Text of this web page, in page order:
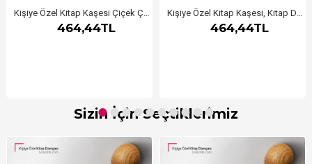
Kişiye Özel Kitap Kaşesi Çiçek Çerçeveli
464,44TL
Kişiye Özel Kitap Kaşesi, Kitap Damgası, Kitap Mührü Öğretmen Kaşesi Aferin
464,44TL
Sizin İçin Seçtiklerimiz